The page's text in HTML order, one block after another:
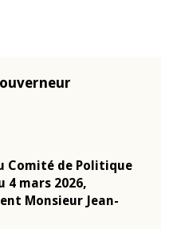
Comité de Politique
4 mars 2026,
Monsieur Jean-